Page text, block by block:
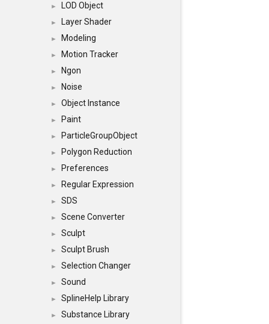
► LOD Object
► Layer Shader
► Modeling
► Motion Tracker
► Ngon
► Noise
► Object Instance
► Paint
► ParticleGroupObject
► Polygon Reduction
► Preferences
► Regular Expression
► SDS
► Scene Converter
► Sculpt
► Sculpt Brush
► Selection Changer
► Sound
► SplineHelp Library
► Substance Library